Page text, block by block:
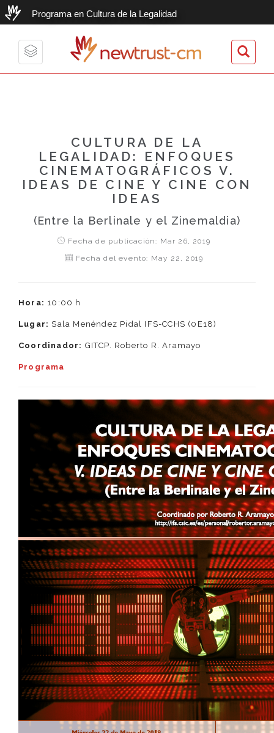
Programa en Cultura de la Legalidad
Toggle
newtrust-cm
CULTURA DE LA
LEGALIDAD: ENFOQUES
CINEMATOGRÁFICOS V.
IDEAS DE CINE Y CINE CON
IDEAS
(Entre la Berlinale y el Zinemaldia)
Fecha de publicación: Mar 26, 2019
Fecha del evento: May 22, 2019
Hora: 10:00 h
Lugar: Sala Menéndez Pidal IFS-CCHS (0E18)
Coordinador: GITCP. Roberto R. Aramayo
Programa